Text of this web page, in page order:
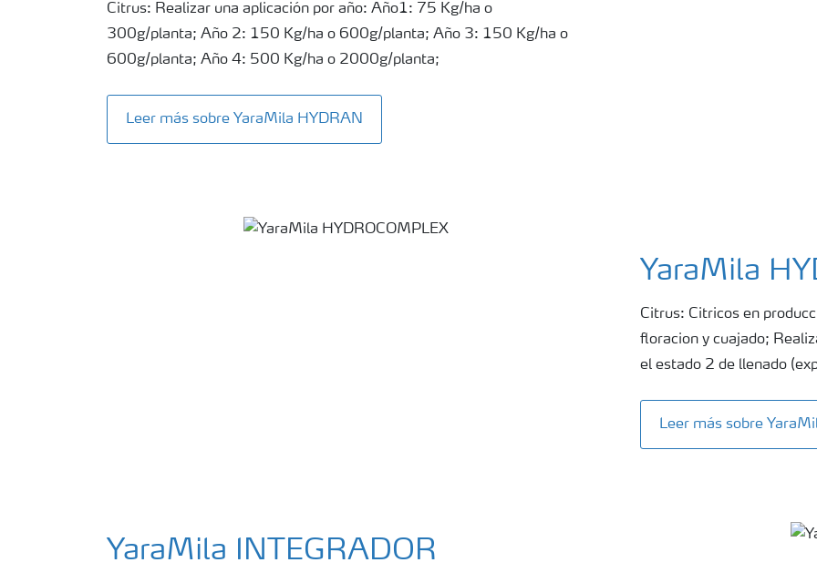
Citrus: Realizar una aplicación por año: Año1: 75 Kg/ha o
300g/planta; Año 2: 150 Kg/ha o 600g/planta; Año 3: 150 Kg/ha o
600g/planta; Año 4: 500 Kg/ha o 2000g/planta;
Leer más sobre YaraMila HYDRAN
YaraMila
Citrus: Citricos en
floracion y cuajado;
el estado 2 de llenado
Leer más sobre
YaraMila INTEGRADOR